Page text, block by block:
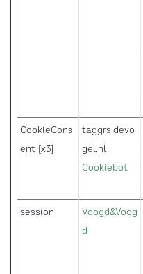
CookieCons
ent [x3]
taggrs.devo
gel.nl
Cookiebot
session
Voogd&Voog
d